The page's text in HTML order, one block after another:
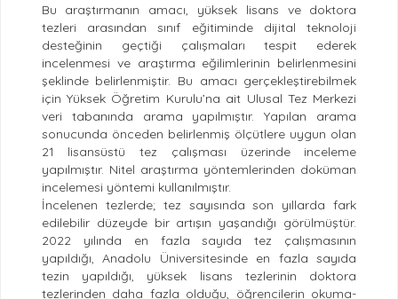
Bu araştırmanın amacı, yüksek lisans ve doktora
tezleri arasından sınıf eğitiminde dijital teknoloji
desteğinin geçtiği çalışmaları tespit ederek
incelenmesi ve araştırma eğilimlerinin belirlenmesini
şeklinde belirlenmiştir. Bu amacı gerçekleştirebilmek
için Yüksek Öğretim Kurulu’na ait Ulusal Tez Merkezi
veri tabanında arama yapılmıştır. Yapılan arama
sonucunda önceden belirlenmiş ölçütlere uygun olan
21 lisansüstü tez çalışması üzerinde inceleme
yapılmıştır. Nitel araştırma yöntemlerinden doküman
incelemesi yöntemi kullanılmıştır.
İncelenen tezlerde; tez sayısında son yıllarda fark
edilebilir düzeyde bir artışın yaşandığı görülmüştür.
2022 yılında en fazla sayıda tez çalışmasının
yapıldığı, Anadolu Üniversitesinde en fazla sayıda
tezin yapıldığı, yüksek lisans tezlerinin doktora
tezlerinden daha fazla olduğu, öğrencilerin okuma-